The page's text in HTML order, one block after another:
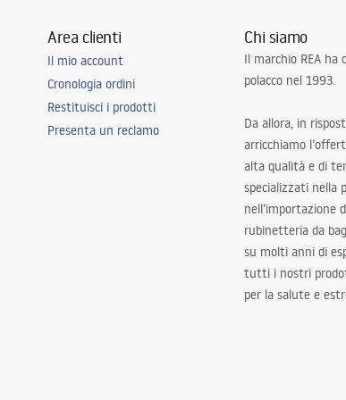
Area clienti
Il mio account
Cronologia ordini
Restituisci i prodotti
Presenta un reclamo
Chi siamo
Il marchio REA
polacco nel 1993.
Da allora, in
arricchiamo
alta qualità e di
specializzati nella
nell’importazione
rubinetteria da
su molti anni di
tutti i nostri
per la salute e